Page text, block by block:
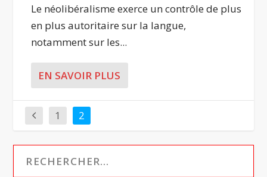
Le néolibéralisme exerce un contrôle de plus
en plus autoritaire sur la langue,
notamment sur les...
EN SAVOIR PLUS
1 2